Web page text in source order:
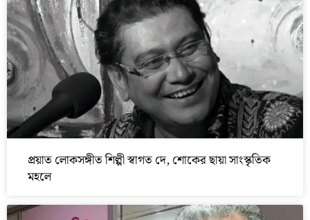
প্রয়াত লোকসঙ্গীত শিল্পী স্বাগত দে, শোকের ছায়া সাংস্কৃতিক
মহলে